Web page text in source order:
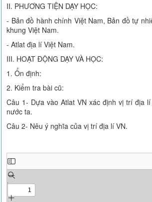
II. PHƯƠNG TIỆN DẠY HỌC:
- Bản đồ hành chính Việt Nam, Bản đồ tự
khung Việt Nam.
- Atlat địa lí Việt Nam.
III. HOẠT ĐỘNG DẠY VÀ HỌC:
1. Ổn định:
2. Kiểm tra bài cũ:
Câu 1- Dựa vào Atlat VN xác định vị trí địa
nước ta.
Câu 2- Nêu ý nghĩa của vị trí địa lí VN.